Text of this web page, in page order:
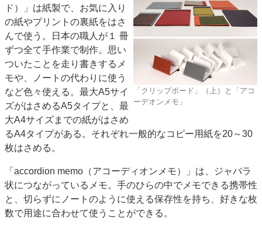
運営
会社案内
購読・購入申し込み
サイトポリシー
お問い合わせ
「クリップボード」（上）と「アコ
ーデオンメモ」
ド）」は紙製で、お気に入り
の紙やプリントの裏紙をはさ
んで使う。日本の職人が１ 冊
ずつ全て手作業で制作。思い
ついたことを走り書きするメ
モや、ノートの代わりに使う
など色々使える。最大A5サイ
ズがはさめるA5タイプと、最
大A4サイズまでの紙がはさめ
るA4タイプがある。それぞれ一般的なコピー用紙を20～30
枚はさめる。
「accordion memo（アコーディオンメモ）」は、ジャバラ
状につながっているメモ。手のひらの中でメモできる携帯性
と、切らずにノートのように使える保存性を持ち、好きな枚
数で用途に合わせて使うことができる。